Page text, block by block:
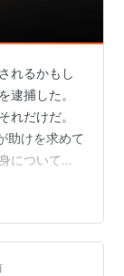
れるかもし
逮捕した。
だけだ。
助けを求めて
について
る逆転が起
この記事で
た男 「仕事
件ある」の